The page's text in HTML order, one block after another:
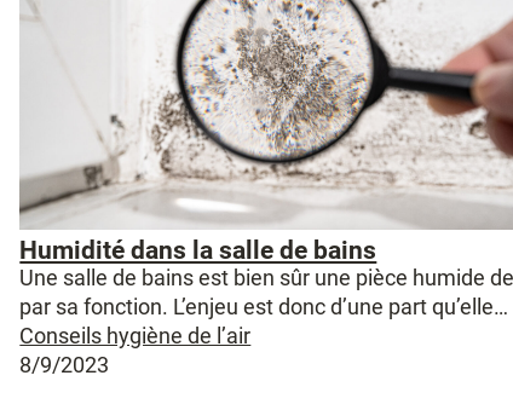
Humidité dans la salle de bains
Une salle de bains est bien sûr une pièce humide de
par sa fonction. L’enjeu est donc d’une part qu’elle…
Conseils hygiène de l’air
8/9/2023